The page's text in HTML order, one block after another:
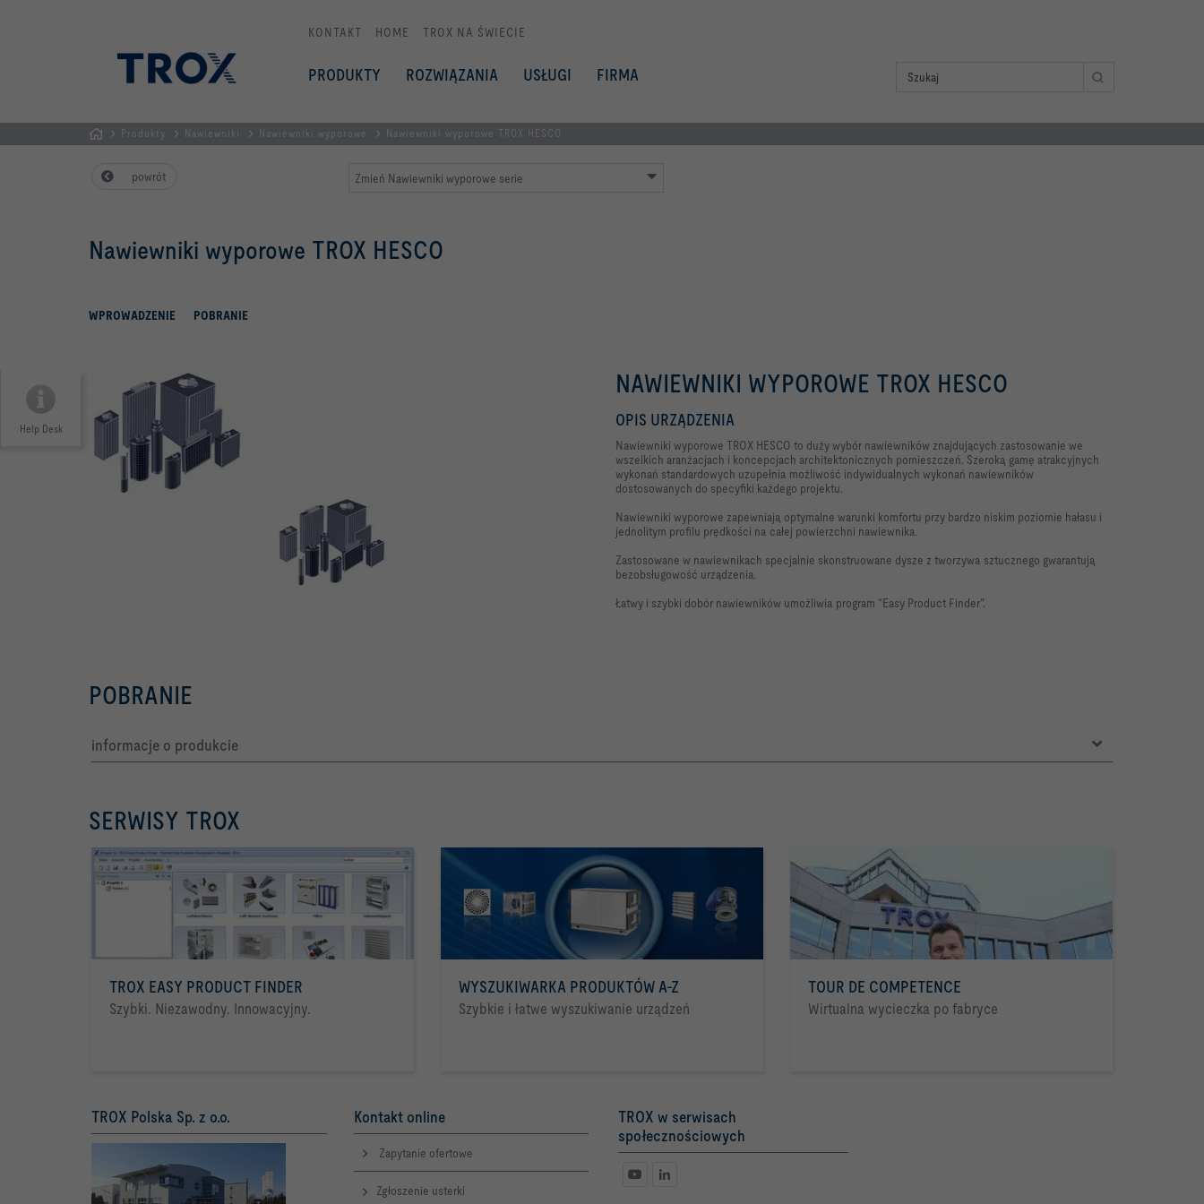
KONTAKT HOME TROX NA ŚWIECIE
PRODUKTY ROZWIĄZANIA USŁUGI FIRMA
GŁÓWNA
Produkty Nawiewniki Nawiewniki wyporowe Nawiewniki wyporowe TROX HESCO
powrót Zmień Nawiewniki wyporowe serie
Nawiewniki wyporowe TROX HESCO
WPROWADZENIE POBRANIE
Help Desk
NAWIEWNIKI WYPOROWE TROX HESCO
OPIS URZĄDZENIA
Nawiewniki wyporowe TROX HESCO to duży wybór nawiewników znajdujących zastosowanie we
wszelkich aranżacjach i koncepcjach architektonicznych pomieszczeń. Szeroką gamę atrakcyjnych
wykonań standardowych uzupełnia możliwość indywidualnych wykonań nawiewników
dostosowanych do specyfiki każdego projektu.
Nawiewniki wyporowe zapewniają optymalne warunki komfortu przy bardzo niskim poziomie hałasu i
jednolitym profilu prędkości na całej powierzchni nawiewnika.
Zastosowane w nawiewnikach specjalnie skonstruowane dysze z tworzywa sztucznego gwarantują
bezobsługowość urządzenia.
Łatwy i szybki dobór nawiewników umożliwia program “Easy Product Finder”.
POBRANIE
informacje o produkcie
SERWISY TROX
TROX EASY PRODUCT FINDER
Szybki. Niezawodny. Innowacyjny.
WYSZUKIWARKA PRODUKTÓW A-Z
Szybkie i łatwe wyszukiwanie urządzeń
TOUR DE COMPETENCE
Wirtualna wycieczka po fabryce
TROX Polska Sp. z o.o. Kontakt online
Zapytanie ofertowe
Zgłoszenie usterki
TROX w serwisach
społecznościowych